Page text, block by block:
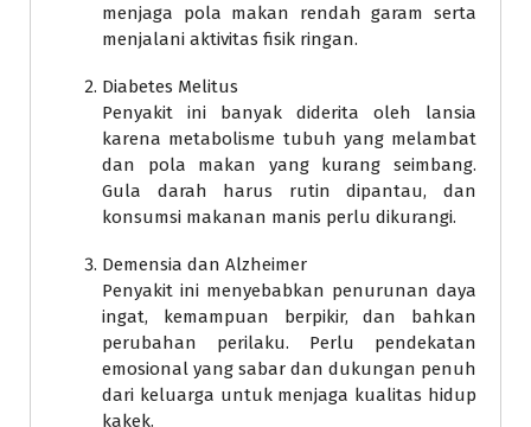
menjaga pola makan rendah garam serta
menjalani aktivitas fisik ringan.
Diabetes Melitus
Penyakit ini banyak diderita oleh lansia
karena metabolisme tubuh yang melambat
dan pola makan yang kurang seimbang.
Gula darah harus rutin dipantau, dan
konsumsi makanan manis perlu dikurangi.
Demensia dan Alzheimer
Penyakit ini menyebabkan penurunan daya
ingat, kemampuan berpikir, dan bahkan
perubahan perilaku. Perlu pendekatan
emosional yang sabar dan dukungan penuh
dari keluarga untuk menjaga kualitas hidup
kakek.